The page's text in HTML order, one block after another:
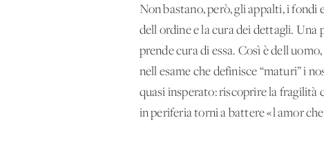
Non bastano, però, gli appalti, i fondi
dell'ordine e la cura dei dettagli. Una
prende cura di essa. Così è
nell'esame che definisce “maturi” i
quasi insperato: riscoprire la fragilità
in periferia torni a battere «l'amor